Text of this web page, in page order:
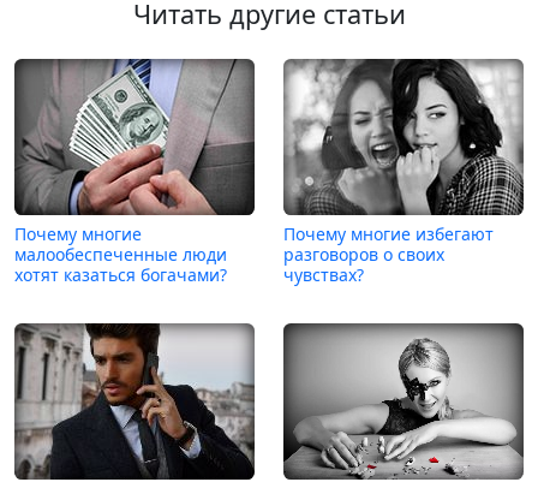
Читать другие статьи
Почему многие
малообеспеченные люди
хотят казаться богачами?
Почему многие избегают
разговоров о своих
чувствах?